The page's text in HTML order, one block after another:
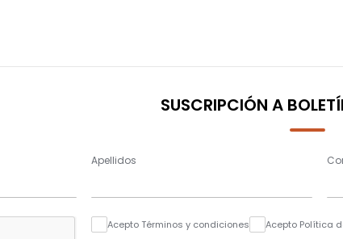
SUSCRIPCIÓN A
Apellidos
Acepto Términos y condiciones Acepto Política